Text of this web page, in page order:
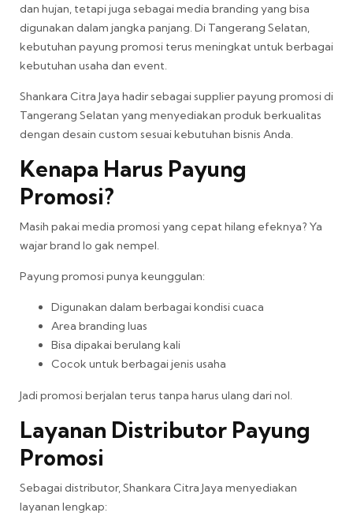
dan hujan, tetapi juga sebagai media branding yang bisa
digunakan dalam jangka panjang. Di Tangerang Selatan,
kebutuhan payung promosi terus meningkat untuk berbagai
kebutuhan usaha dan event.
Shankara Citra Jaya hadir sebagai supplier payung promosi di
Tangerang Selatan yang menyediakan produk berkualitas
dengan desain custom sesuai kebutuhan bisnis Anda.
Kenapa Harus Payung
Promosi?
Masih pakai media promosi yang cepat hilang efeknya? Ya
wajar brand lo gak nempel.
Payung promosi punya keunggulan:
Digunakan dalam berbagai kondisi cuaca
Area branding luas
Bisa dipakai berulang kali
Cocok untuk berbagai jenis usaha
Jadi promosi berjalan terus tanpa harus ulang dari nol.
Layanan Distributor Payung
Promosi
Sebagai distributor, Shankara Citra Jaya menyediakan
layanan lengkap: